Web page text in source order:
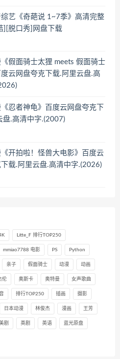
艺《奇葩说 1~7季》高清完整
][脱口秀]网盘下载
假面骑士太狸 meets 假面骑士
云网盘夸克下载.阿里云盘.高
忍者神龟》百度云网盘夸克下
盘.高清中字.(2007)
开拍啦！怪兽大电影》百度云
下载.阿里云盘.高清中字.(2026)
Litte_F 排行TOP250
mmiao7788 电影 PS Python
亲子 假面骑士 动漫 动画
伦 奥斯卡 奥特曼 女声歌曲
排行TOP250 插画 摄影
日本动漫 林俊杰 漫画 王芳
剧 英剧 英语 蓝光原盘